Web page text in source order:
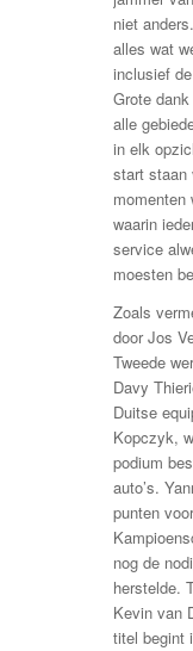
niet
alles wat
inclusief
Grote
alle
in elk
start staan
momenten
waarin
service
moesten
Zoals
door Jos
Tweede
Davy
Duitse
Kopczyk,
podium
auto’s.
punten
nog de
herstelde.
Kevin van
titel begint